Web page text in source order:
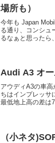
場所も）
今年も Japan
る通り、コンシュ
るなぁと思ったら
Audi A3 オー
アウディA3の車
ちはインプレッサ
最低地上高の差は
（小ネタ